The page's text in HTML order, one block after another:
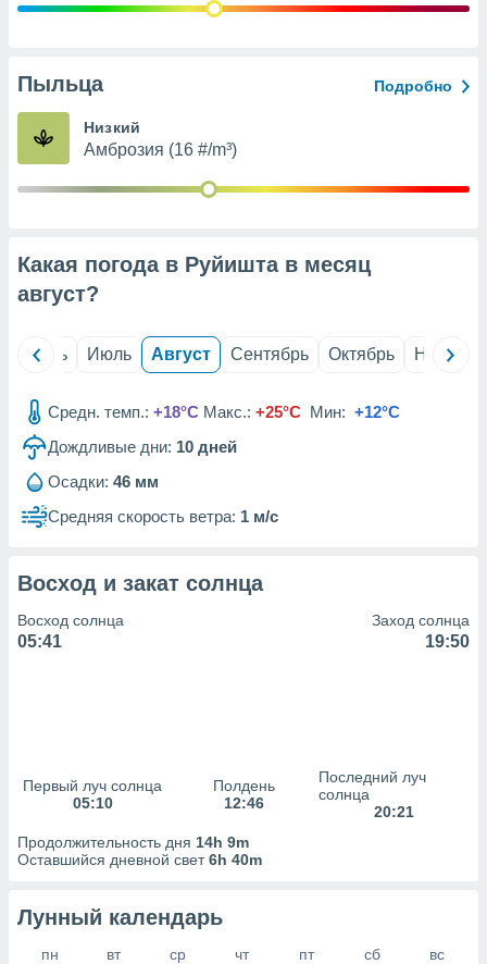
данных
рекламы
сведения
наших 1199
Пыльца Подробно
Низкий
Амброзия (16 #/m³)
Какая погода в Руйишта в месяц
август?
Июнь Июль Август Сентябрь Октябрь Ноябрь
Средн. темп.: +18°C Макс.: +25°C Мин: +12°C
Дождливые дни: 10 дней
Осадки: 46 мм
Средняя скорость ветра: 1 м/с
Восход и закат солнца
Восход солнца
05:41
Заход солнца
19:50
Первый луч солнца
05:10
Полдень
12:46
Последний луч
солнца
20:21
Продолжительность дня 14h 9m
Оставшийся дневной свет6h 40m
Лунный календарь
пн вт ср чт пт сб
вс